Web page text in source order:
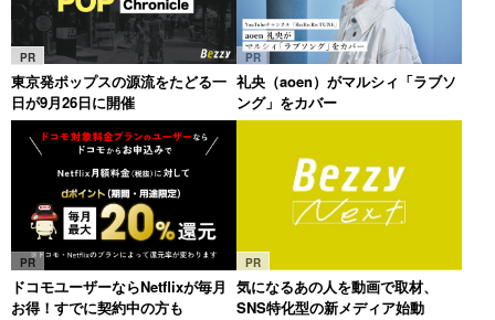
PR
東京発ポップスの源流をたどる一
日が9月26日に開催
PR
礼央（aoen）がマルシィ「ラブソ
ング」をカバー
PR
ドコモユーザーならNetflixが毎月
お得！すでに契約中の方も
PR
気になるあの人を動画で取材、
SNS特化型の新メディア始動